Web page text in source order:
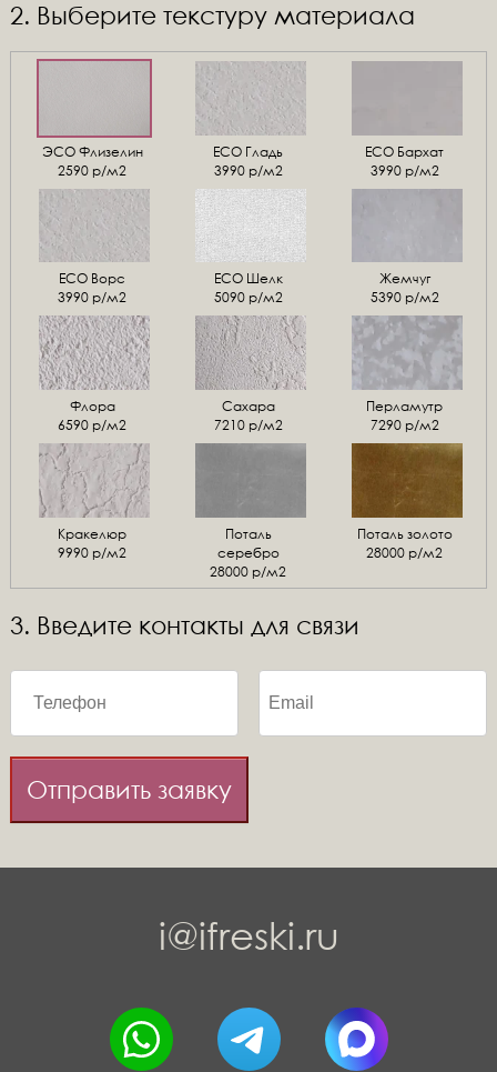
2. Выберите текстуру материала
ЭСО Флизелин
2590 р/м2
ЕСО Гладь
3990 р/м2
ECO Бархат
3990 р/м2
ЕСО Ворс
3990 р/м2
ЕСО Шелк
5090 р/м2
Жемчуг
5390 р/м2
Флора
6590 р/м2
Сахара
7210 р/м2
Перламутр
7290 р/м2
Кракелюр
9990 р/м2
Поталь
серебро
28000 р/м2
Поталь золото
28000 р/м2
3. Введите контакты для связи
Отправить заявку
i@ifreski.ru